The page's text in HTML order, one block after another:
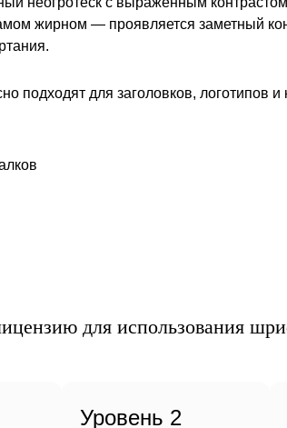
жирном — проявляется заметный
подходят для заголовков, логотипов и
для использования
Уровень 2